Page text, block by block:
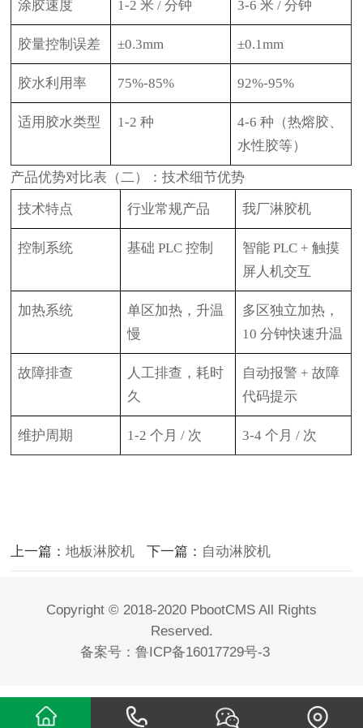
涂胶速度 1-2 米 / 分钟 3-6 米 / 分钟
胶量控制误差 ±0.3mm ±0.1mm
胶水利用率 75%-85% 92%-95%
适用胶水类型 1-2 种
4-6 种（热熔胶、
水性胶等）
产品优势对比表（二）：技术细节优势
技术特点 行业常规产品 我厂淋胶机
控制系统 基础 PLC 控制 智能 PLC + 触摸
屏人机交互
加热系统
单区加热，升温
慢
多区独立加热，
10 分钟快速升温
故障排查
人工排查，耗时
久
自动报警 + 故障
代码提示
维护周期 1-2 个月 / 次 3-4 个月 / 次
上一篇：地板淋胶机 下一篇： 自动淋胶机
Copyright © 2018-2020 PbootCMS All Rights
Reserved.
备案号： 鲁ICP备16017729号-3